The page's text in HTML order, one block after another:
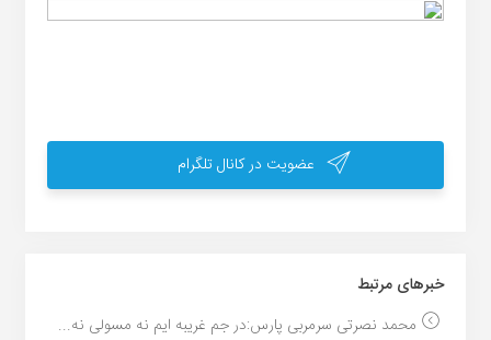
عضویت در کانال تلگرام
خبر‌های مرتبط
محمد نصرتی سرمربی پارس:در جم غریبه ایم نه مسولی نه...